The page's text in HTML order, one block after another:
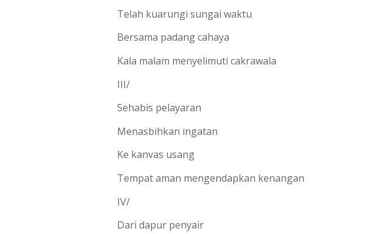
Telah kuarungi sungai waktu
Bersama padang cahaya
Kala malam menyelimuti cakrawala
III/
Sehabis pelayaran
Menasbihkan ingatan
Ke kanvas usang
Tempat aman mengendapkan kenangan
IV/
Dari dapur penyair